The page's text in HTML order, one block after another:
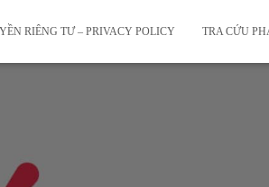
RIÊNG TƯ – PRIVACY POLICY TRA CỨU